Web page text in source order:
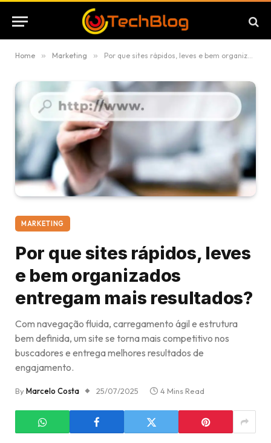
Home » Marketing » Por que sites rápidos, leves e bem organizados entregam mais resultados?
MARKETING
Por que sites rápidos, leves
e bem organizados
entregam mais resultados?
Com navegação fluida, carregamento ágil e estrutura
bem definida, um site se torna mais competitivo nos
buscadores e entrega melhores resultados de
engajamento.
ByMarcelo Costa 25/07/2025 4 Mins Read